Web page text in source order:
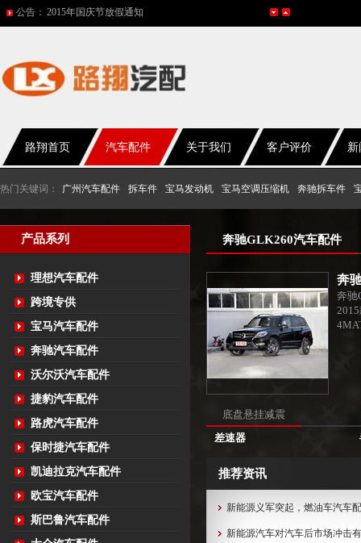
公告： 网站改版
2017年春节放假通知
2015年国庆节放假通知
路翔首页 汽车配件 关于我们 客户评价
热门关键词： 广州汽车配件 拆车件 宝马发动机 宝马空调压缩机 奔驰拆车件
产品系列
理想汽车配件
跨境专供
宝马汽车配件
奔驰汽车配件
沃尔沃汽车配件
捷豹汽车配件
路虎汽车配件
保时捷汽车配件
凯迪拉克汽车配件
欧宝汽车配件
斯巴鲁汽车配件
奔驰GLK260汽车配件
奔
奔驰
底盘悬挂减震
差速器
推荐资讯
新能源义军突起，燃油车汽车
新能源汽车对汽车后市场冲击